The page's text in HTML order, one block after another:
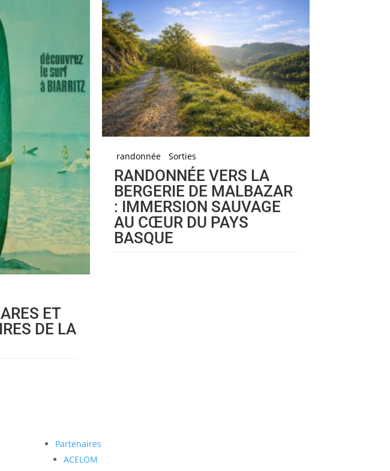
ET
DE LA
randonnée Sorties
RANDONNÉE VERS LA
BERGERIE DE MALBAZAR
: IMMERSION SAUVAGE
AU CŒUR DU PAYS
BASQUE
Partenaires
ACELOM